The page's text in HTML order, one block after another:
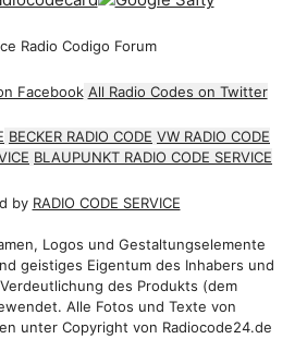
Radio Codigo Forum
Facebook All Radio Codes on Twitter
BECKER RADIO CODE VW RADIO CODE
BLAUPUNKT RADIO CODE SERVICE
by RADIO CODE SERVICE
Logos und Gestaltungselemente
geistiges Eigentum des Inhabers und
des Produkts (dem
Alle Fotos und Texte von
unter Copyright von Radiocode24.de